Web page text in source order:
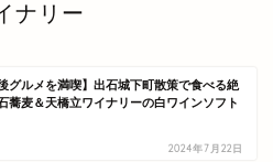
ナリー
後グルメを満喫】出石城下町散策で食べる絶
蕎麦＆天橋立ワイナリーの白ワインソフト
2024年7月22日